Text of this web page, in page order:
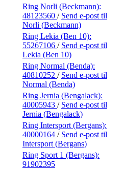
Ring Norli (Beckmann):
48123560 / Send e-post til
Norli (Beckmann)
Ring Lekia (Ben 10):
55267106 / Send e-post til
Lekia (Ben 10)
Ring Normal (Benda):
40810252 / Send e-post til
Normal (Benda)
Ring Jernia (Bengalack):
40005943 / Send e-post til
Jernia (Bengalack)
Ring Intersport (Bergans):
40000164 / Send e-post til
Intersport (Bergans)
Ring Sport 1 (Bergans):
91902395